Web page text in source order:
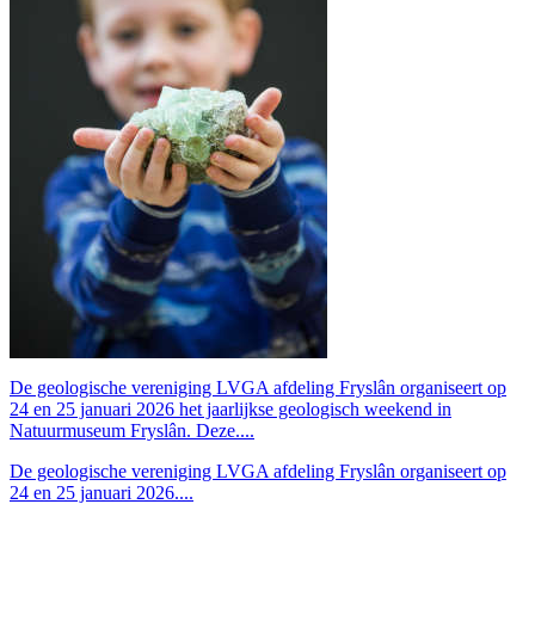
De geologische vereniging LVGA afdeling Fryslân organiseert op
24 en 25 januari 2026 het jaarlijkse geologisch weekend in
Natuurmuseum Fryslân. Deze....
De geologische vereniging LVGA afdeling Fryslân organiseert op
24 en 25 januari 2026....